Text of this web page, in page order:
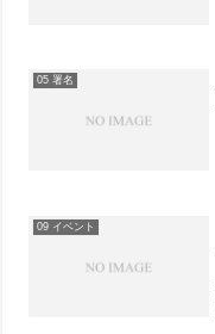
05 署名
09 イベント